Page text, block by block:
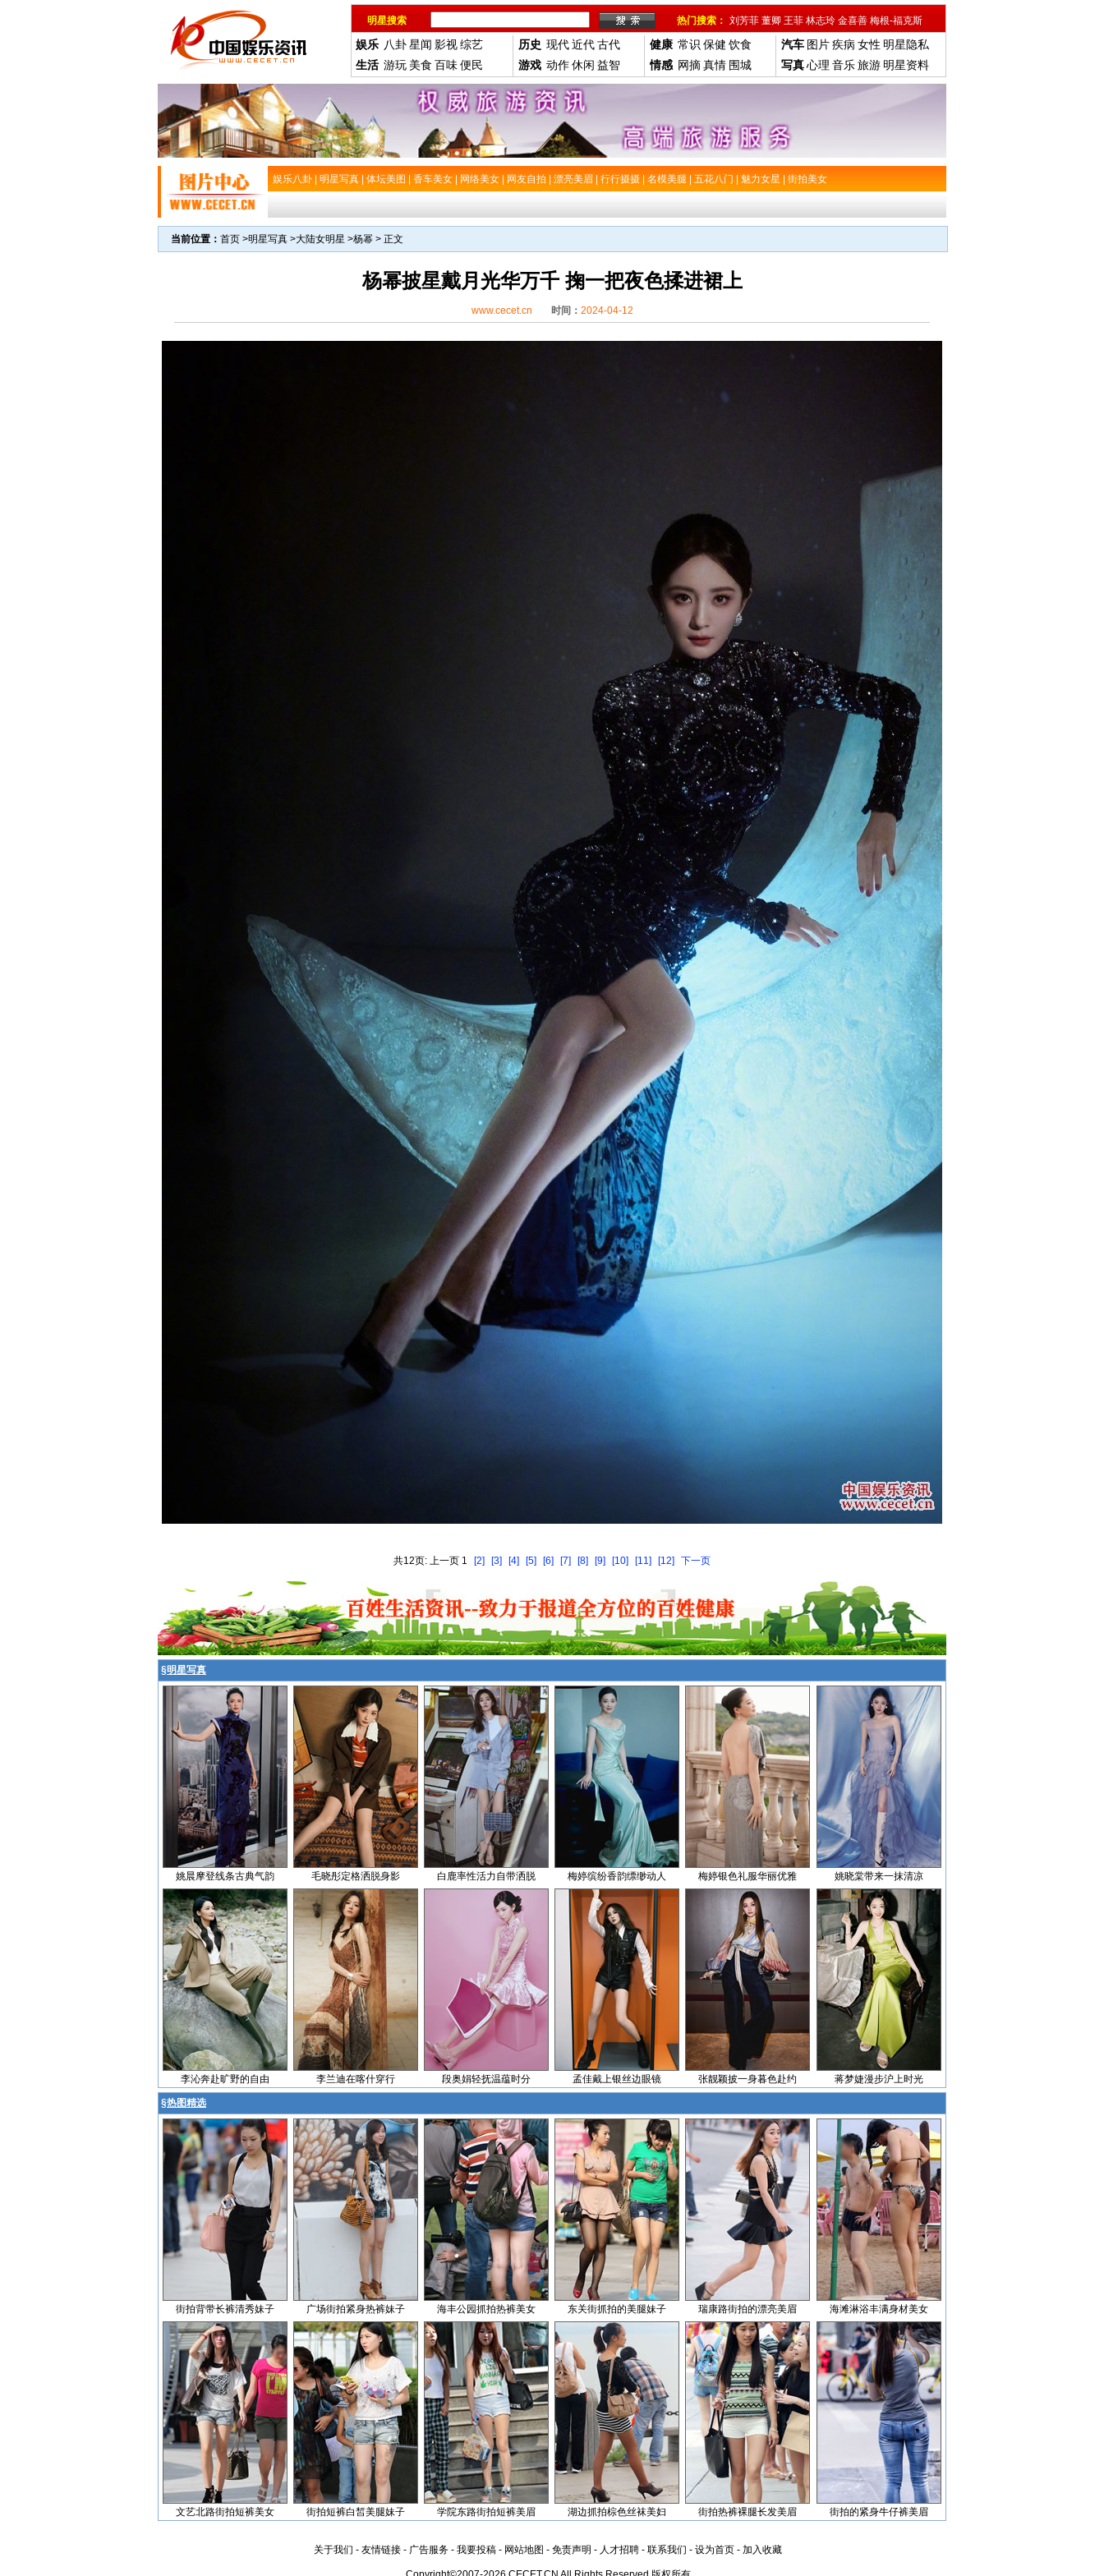
明星搜索 热门搜索： 刘芳菲 董卿 王菲 林志玲 金喜善 梅根-福克斯
娱乐 八卦星闻 影视综艺
生活 游玩 美食 百味便民
历史 现代近代古代
游戏 动作休闲 益智
健康 常识 保健 饮食
情感 网摘真情 围城
汽车 图片疾病 女性 明星隐私
写真心理 音乐旅游 明星资料
娱乐八卦 明星写真 体坛美图 香车美女 网络美女 网友自拍 漂亮美眉 行行摄摄 名模美腿 五花八门 魅力女星 街拍美女
当前位置： 首页 >明星写真 >大陆女明星 >杨幂 > 正文
杨幂披星戴月光华万千 掬一把夜色揉进裙上
www.cecet.cn 时间： 2024-04-12
共12页: 上一页 1 [2] [3] [4] [5] [6] [7] [8] [9] [10] [11] [12] 下一页
§明星写真
姚晨摩登线条古典气韵 毛晓彤定格洒脱身影 白鹿率性活力自带洒脱 梅婷缤纷香韵缥缈动人 梅婷银色礼服华丽优雅 姚晓棠带来一抹清凉
李沁奔赴旷野的自由 李兰迪在喀什穿行 段奥娟轻抚温蕴时分 孟佳戴上银丝边眼镜 张靓颖披一身暮色赴约 蒋梦婕漫步沪上时光
§热图精选
街拍背带长裤清秀妹子 广场街拍紧身热裤妹子 海丰公园抓拍热裤美女 东关街抓拍的美腿妹子 瑞康路街拍的漂亮美眉 海滩淋浴丰满身材美女
文艺北路街拍短裤美女 街拍短裤白皙美腿妹子 学院东路街拍短裤美眉 湖边抓拍棕色丝袜美妇 街拍热裤裸腿长发美眉 街拍的紧身牛仔裤美眉
关于我们 - 友情链接 - 广告服务 - 我要投稿 - 网站地图 - 免责声明 - 人才招聘 - 联系我们 - 设为首页 - 加入收藏